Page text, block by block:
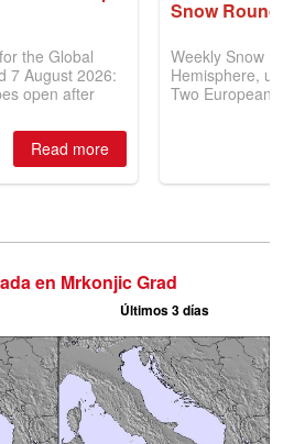
en Mrkonjic Grad
Últimos 3 días